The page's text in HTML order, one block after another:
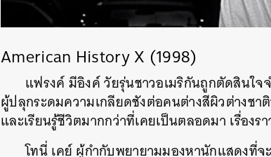
American History X (1998)
แฟรงค์ มีอิงค์ วัยรุ่นชาวอเมริกันถูกตัดสินใ
ผู้ปลุกระดมความเกลียดชังต่อคนต่างสีผิวต่างชา
และเรียนรู้ชีวิตมากกว่าที่เคยเป็นตลอดมา เรื่อง
โทนี่ เคย์ ผู้กำกับพยายามมองหานักแสดงที่จ